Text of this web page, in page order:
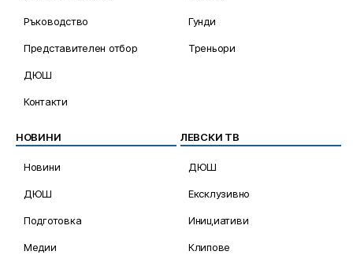
Ръководство
Представителен отбор
ДЮШ
Контакти
Гунди
Треньори
НОВИНИ
Новини
ДЮШ
Подготовка
Медии
ЛЕВСКИ ТВ
ДЮШ
Ексклузивно
Инициативи
Клипове